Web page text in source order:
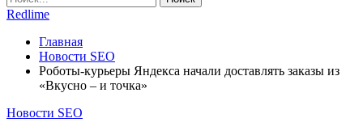
Redlime
Главная
Новости SEO
Роботы-курьеры Яндекса начали доставлять заказы из
«Вкусно – и точка»
Новости SEO